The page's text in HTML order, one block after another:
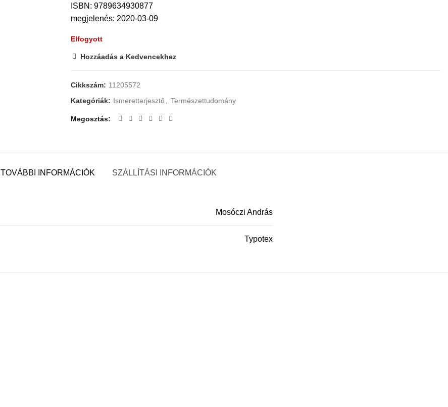
ISBN: 9789634930877
megjelenés: 2020-03-09
Elfogyott
Hozzáadás a Kedvencekhez
Cikkszám: 11205572
Kategóriák: Ismeretterjesztő Természettudomány
Megosztás
TOVÁBBI INFORMÁCIÓK SZÁLLÍTÁSI INFORMÁCIÓK
Mosóczi András
Typotex